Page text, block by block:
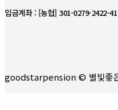
입금계좌 : [농협] 301-0279-2422-
goodstarpension © 별빛좋